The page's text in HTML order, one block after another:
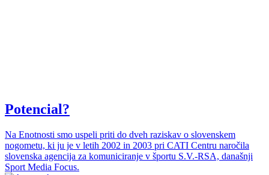
Potencial?
Na Enotnosti smo uspeli priti do dveh raziskav o slovenskem
nogometu, ki ju je v letih 2002 in 2003 pri CATI Centru naročila
slovenska agencija za komuniciranje v športu S.V.-RSA, današnji
Sport Media Focus.